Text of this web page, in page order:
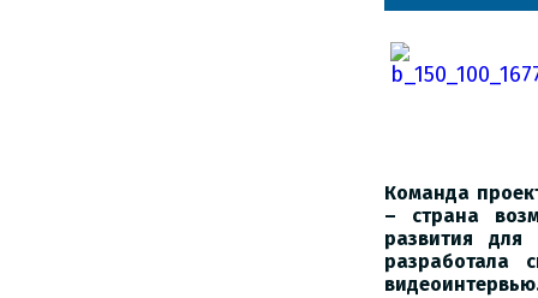
Команда
– страна
развития для
разработала